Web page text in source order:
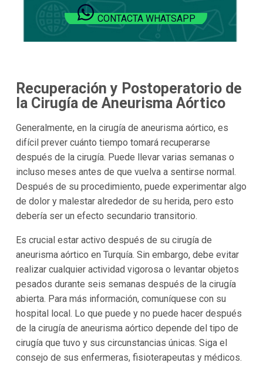
CONTACTA WHATSAPP
Recuperación y Postoperatorio de
la Cirugía de Aneurisma Aórtico
Generalmente, en la cirugía de aneurisma aórtico, es
difícil prever cuánto tiempo tomará recuperarse
después de la cirugía. Puede llevar varias semanas o
incluso meses antes de que vuelva a sentirse normal.
Después de su procedimiento, puede experimentar algo
de dolor y malestar alrededor de su herida, pero esto
debería ser un efecto secundario transitorio.
Es crucial estar activo después de su cirugía de
aneurisma aórtico en Turquía. Sin embargo, debe evitar
realizar cualquier actividad vigorosa o levantar objetos
pesados durante seis semanas después de la cirugía
abierta. Para más información, comuníquese con su
hospital local. Lo que puede y no puede hacer después
de la cirugía de aneurisma aórtico depende del tipo de
cirugía que tuvo y sus circunstancias únicas. Siga el
consejo de sus enfermeras, fisioterapeutas y médicos.